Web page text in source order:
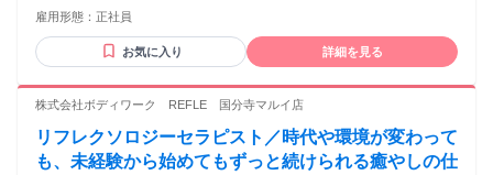
中、転勤手当を別途支給 エリア内転勤時：7000円～2万3000
同時に 身に付けられる。 〇登録販売者の資格を取得できる。
└業務時間中に 資格や業務の勉強ができます。 〇店長などポ
ストアップが可能。 └長期に亘り、成長を支援します。 〇町
雇用形態： 正社員
お気に入り 詳細を見る
株式会社ボディワーク REFLE 国分寺マルイ店
リフレクソロジーセラピスト／時代や環境が変わって
も、未経験から始めてもずっと続けられる癒やしの仕